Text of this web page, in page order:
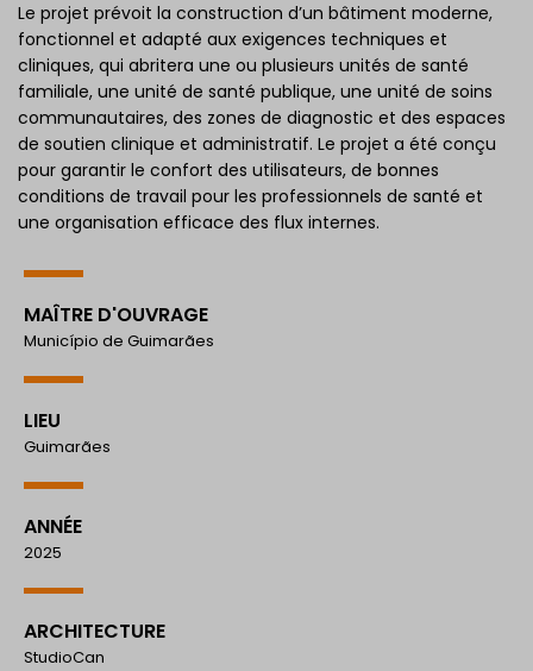
Le projet prévoit la construction d’un bâtiment moderne,
fonctionnel et adapté aux exigences techniques et
cliniques, qui abritera une ou plusieurs unités de santé
familiale, une unité de santé publique, une unité de soins
communautaires, des zones de diagnostic et des espaces
de soutien clinique et administratif. Le projet a été conçu
pour garantir le confort des utilisateurs, de bonnes
conditions de travail pour les professionnels de santé et
une organisation efficace des flux internes.
MAÎTRE D'OUVRAGE
Município de Guimarães
LIEU
Guimarães
ANNÉE
2025
ARCHITECTURE
StudioCan